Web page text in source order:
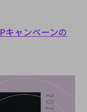
キャンペーンの